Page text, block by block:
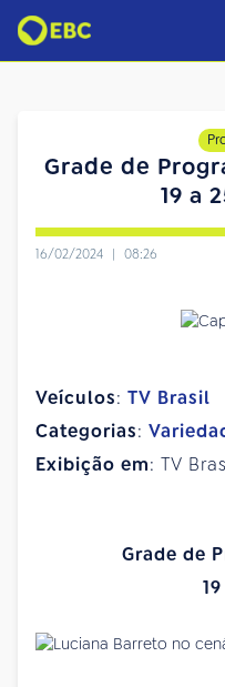
Grade de
19 a
16/02/2024 | 08:26
Veículos: TV Brasil
Categorias:
Exibição em: TV
Grade de